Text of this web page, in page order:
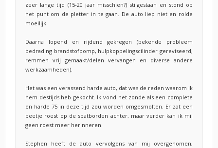
zeer lange tijd (15-20 jaar misschien?) stilgestaan en stond op
het punt om de pletter in te gaan. De auto liep niet en rolde
moeilijk.
Daarna lopend en rijdend gekregen (bekende probleem
bedrading brandstofpomp, hulpkoppelingscilinder gereviseerd,
remmen vrij gemaakt/delen vervangen en diverse andere
werkzaamheden).
Het was een verassend harde auto, dat was de reden waarom ik
hem destijds heb gekocht. Ik vond het zonde als een complete
en harde 75 in deze tijd zou worden omgesmolten. Er zat een
beetje roest op de spatborden achter, maar verder kan ik mij
geen roest meer herinneren.
Stephen heeft de auto vervolgens van mij overgenomen,